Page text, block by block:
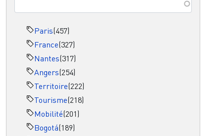
Paris(457)
France(327)
Nantes(317)
Angers(254)
Territoire(222)
Tourisme(218)
Mobilité(201)
Bogotá(189)